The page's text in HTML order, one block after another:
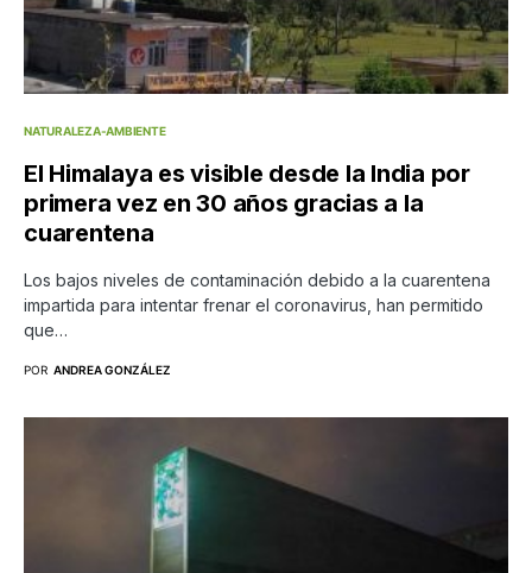
NATURALEZA-AMBIENTE
El Himalaya es visible desde la India por
primera vez en 30 años gracias a la
cuarentena
Los bajos niveles de contaminación debido a la cuarentena
impartida para intentar frenar el coronavirus, han permitido
que…
POR ANDREA GONZÁLEZ